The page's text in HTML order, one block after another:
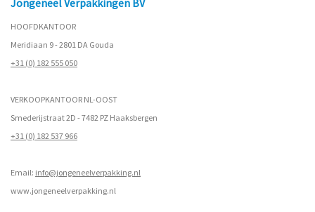
HOOFDKANTOOR
Meridiaan 9 - 2801 DA Gouda
+31 (0) 182 555 050
VERKOOPKANTOOR NL-OOST
Smederijstraat 2D - 7482 PZ Haaksbergen
+31 (0) 182 537 966
Email: info@jongeneelverpakking.nl
www.jongeneelverpakking.nl